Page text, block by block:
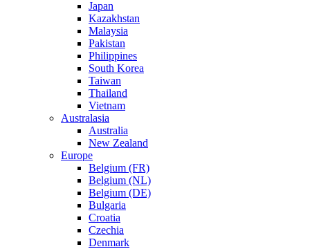
Japan
Kazakhstan
Malaysia
Pakistan
Philippines
South Korea
Taiwan
Thailand
Vietnam
Australasia
Australia
New Zealand
Europe
Belgium (FR)
Belgium (NL)
Belgium (DE)
Bulgaria
Croatia
Czechia
Denmark